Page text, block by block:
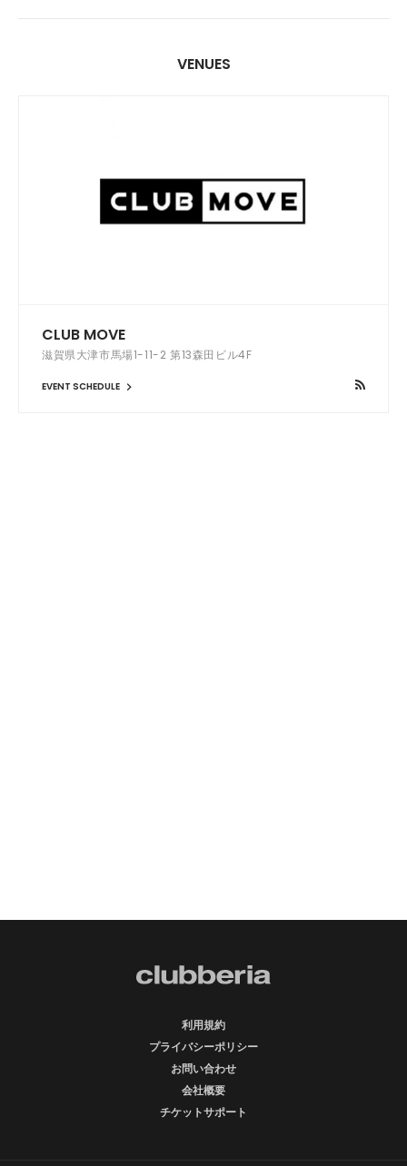
VENUES
CLUB MOVE
滋賀県大津市馬場1-11-2 第13森田ビル4F
EVENT SCHEDULE
利用規約
プライバシーポリシー
お問い合わせ
会社概要
チケットサポート